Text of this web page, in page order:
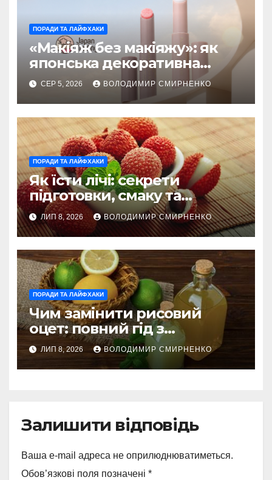
ПОРАДИ ТА ЛАЙФХАКИ
«Макіяж без макіяжу»: як
японська декоративна
косметика змінила beauty
тренди
СЕР 5, 2026 ВОЛОДИМИР СМИРНЕНКО
ПОРАДИ ТА ЛАЙФХАКИ
Як їсти лічі: секрети
підготовки, смаку та
корисного вживання
ЛИП 8, 2026 ВОЛОДИМИР СМИРНЕНКО
ПОРАДИ ТА ЛАЙФХАКИ
Чим замінити рисовий
оцет: повний гід з
альтернативами
ЛИП 8, 2026 ВОЛОДИМИР СМИРНЕНКО
Залишити відповідь
Ваша e-mail адреса не оприлюднюватиметься.
Обов’язкові поля позначені *